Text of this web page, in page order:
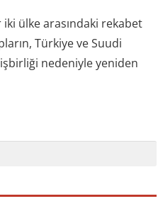
iki ülke arasındaki rekabet
Türkiye ve Suudi
işbirliği nedeniyle yeniden